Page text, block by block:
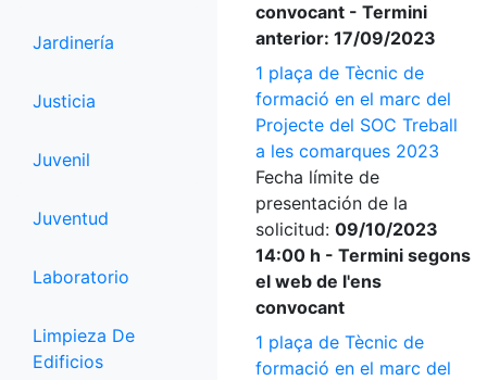
Jardinería
Justicia
Juvenil
Juventud
Laboratorio
Limpieza De
Edificios
convocant - Termini
anterior: 17/09/2023
1 plaça de Tècnic de
formació en el marc del
Projecte del SOC Treball
a les comarques 2023
Fecha límite de
presentación de la
solicitud: 09/10/2023
14:00 h - Termini segons
el web de l'ens
convocant
1 plaça de Tècnic de
formació en el marc del